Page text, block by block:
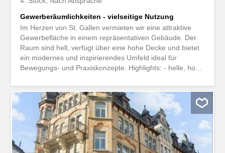
Gewerberäumlichkeiten - vielseitige Nutzung
Im Herzen von St. Gallen vermieten wir eine attraktive
Gewerbefläche in einem repräsentativen Gebäude. Der
Raum sind hell, verfügt über eine hohe Decke und bietet
ein modernes und inspirierendes Umfeld ideal für
Bewegungs- und Praxiskonzepte. Highlights: - helle, hohe
Anlagen - grosszügige Teeküche - Lift vorhanden -
attraktive Mitmieter Beim Grundriss handelt es sich um
die blaue und grüne Fläche. Die Liegenschaft ist äusserst
zentral gelegen. Eine Bushaltestelle befindet sich
unmittelbar vor der Liegenschaft und der Hauptbahnhof
ist in bequemer Gehdistanz erreichbar. Diverse
Einkaufsmöglichkeiten sowie Restaurants befinden sich in